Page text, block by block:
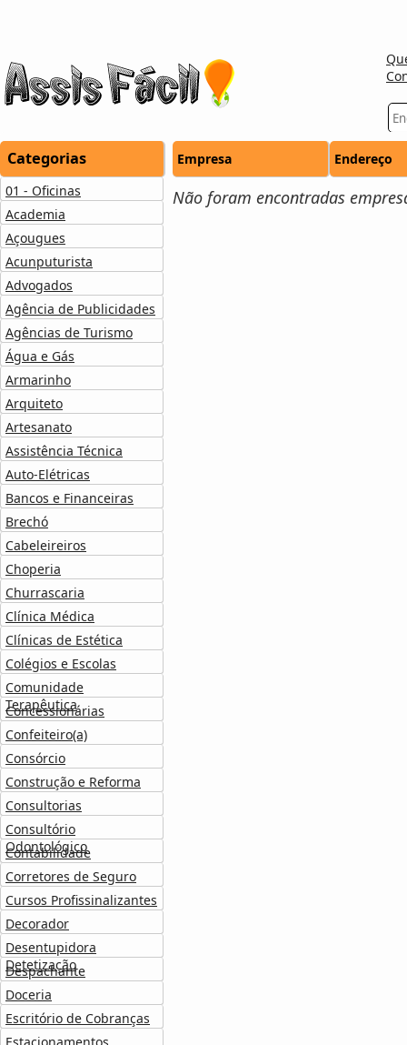
Categorias
01 - Oficinas
Academia
Açougues
Acunputurista
Advogados
Agência de Publicidades
Agências de Turismo
Água e Gás
Armarinho
Arquiteto
Artesanato
Assistência Técnica
Auto-Elétricas
Bancos e Financeiras
Brechó
Cabeleireiros
Choperia
Churrascaria
Clínica Médica
Clínicas de Estética
Colégios e Escolas
Comunidade
Terapêutica
Concessionárias
Confeiteiro(a)
Consórcio
Construção e Reforma
Consultorias
Consultório
Odontológico
Contabilidade
Corretores de Seguro
Cursos Profissinalizantes
Decorador
Desentupidora
Detetização
Despachante
Doceria
Escritório de Cobranças
Empresa Endereço
Não foram encontradas